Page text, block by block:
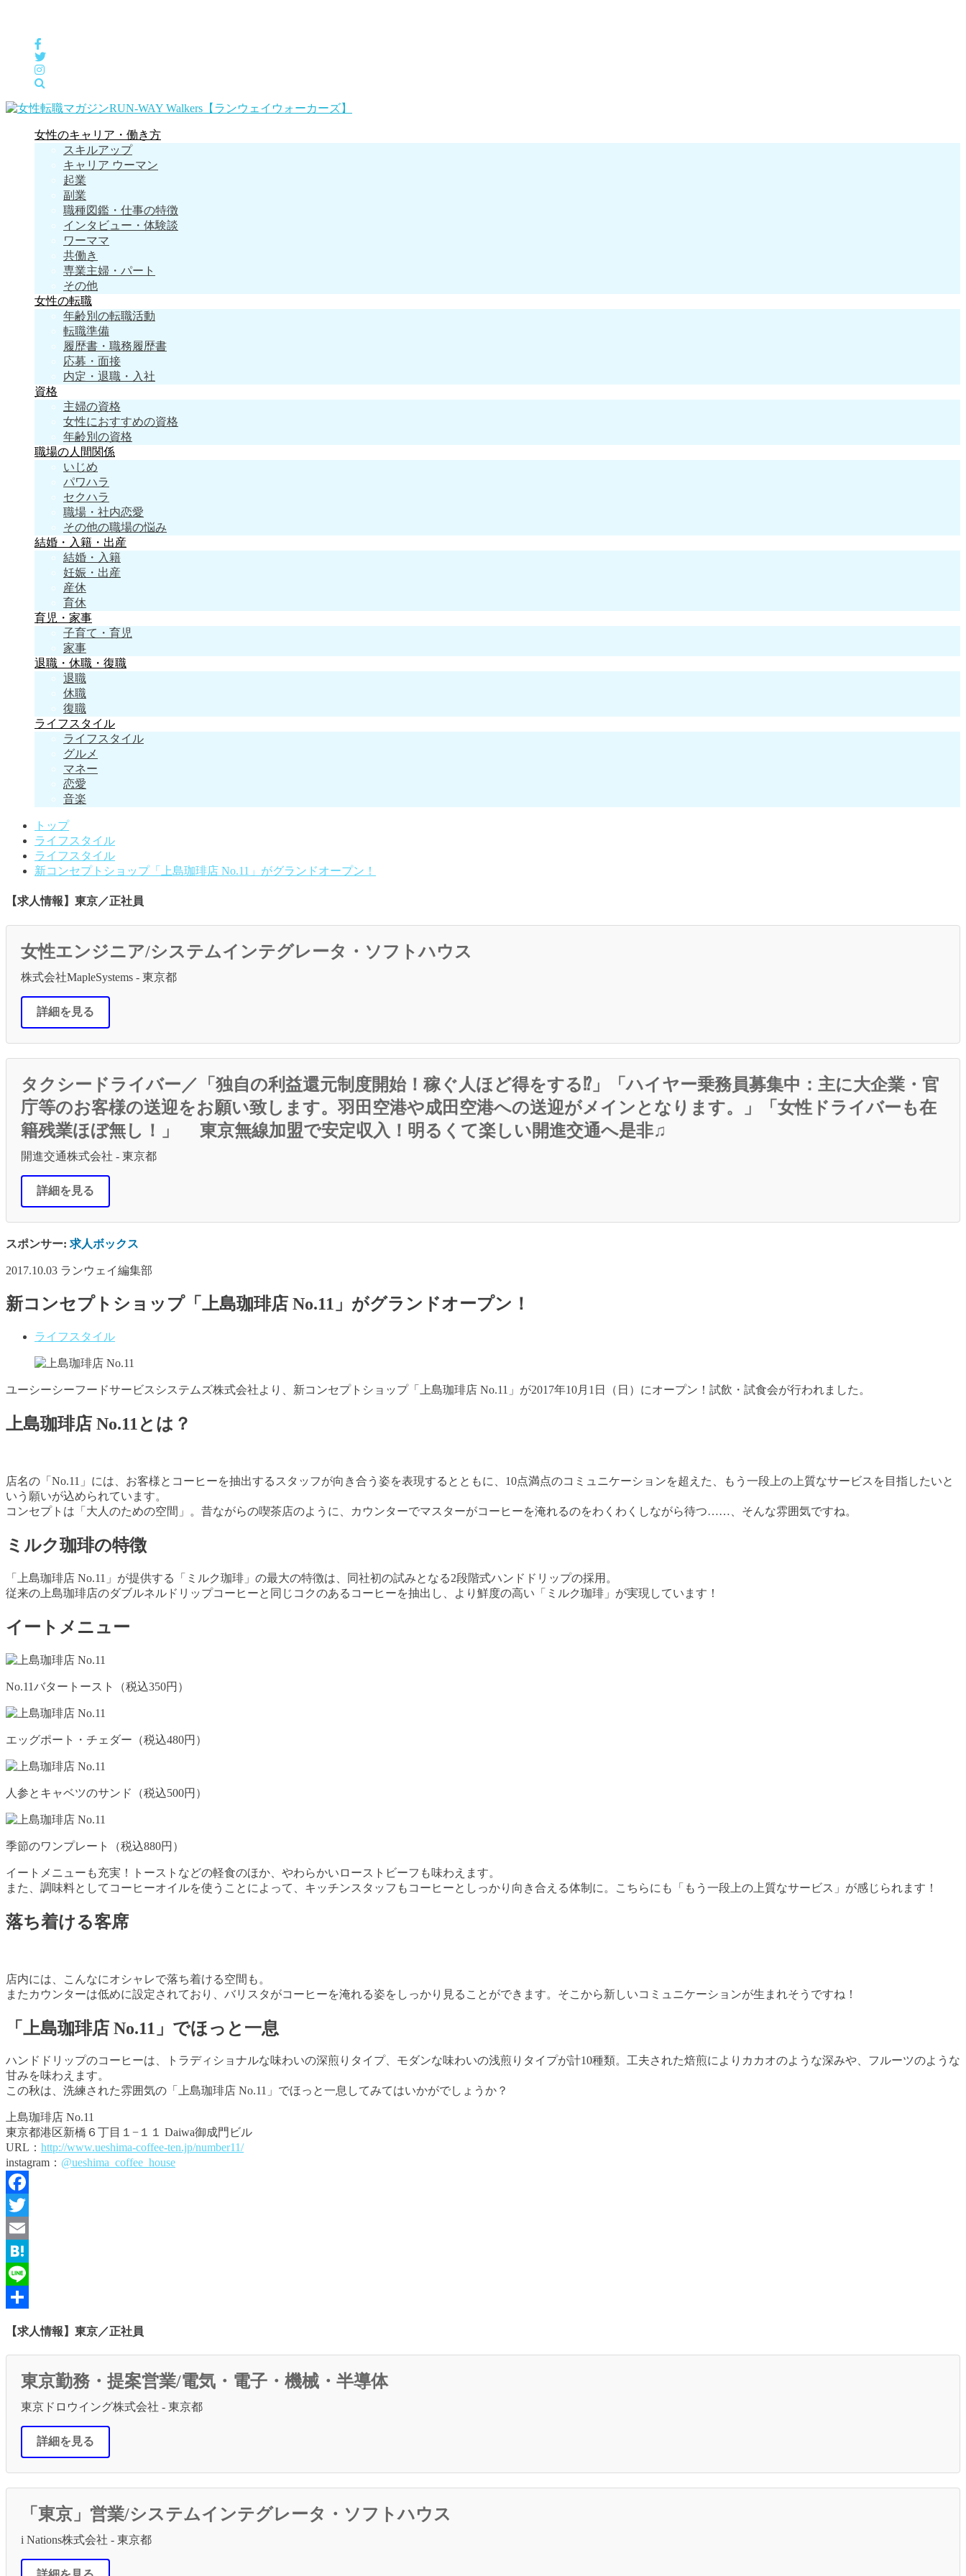
女性のキャリア・働き方
スキルアップ
キャリア ウーマン
起業
副業
職種図鑑・仕事の特徴
インタビュー・体験談
ワーママ
共働き
専業主婦・パート
その他
女性の転職
年齢別の転職活動
転職準備
履歴書・職務履歴書
応募・面接
内定・退職・入社
資格
主婦の資格
女性におすすめの資格
年齢別の資格
職場の人間関係
いじめ
パワハラ
セクハラ
職場・社内恋愛
その他の職場の悩み
結婚・入籍・出産
結婚・入籍
妊娠・出産
産休
育休
育児・家事
子育て・育児
家事
退職・休職・復職
退職
休職
復職
ライフスタイル
ライフスタイル
グルメ
マネー
恋愛
音楽
トップ
ライフスタイル
ライフスタイル
新コンセプトショップ「上島珈琲店 No.11」がグランドオープン！
【求人情報】東京／正社員
女性エンジニア/システムインテグレータ・ソフトハウス
株式会社MapleSystems - 東京都
詳細を見る
タクシードライバー／「独自の利益還元制度開始！稼ぐ人ほど得をする⁉」「ハイヤー乗務員募集中：主に大企業・官
庁等のお客様の送迎をお願い致します。羽田空港や成田空港への送迎がメインとなります。」「女性ドライバーも在
籍残業ほぼ無し！」 東京無線加盟で安定収入！明るくて楽しい開進交通へ是非♫
開進交通株式会社 - 東京都
詳細を見る
スポンサー: 求人ボックス
2017.10.03 ランウェイ編集部
新コンセプトショップ「上島珈琲店 No.11」がグランドオープン！
ライフスタイル
ユーシーシーフードサービスシステムズ株式会社より、新コンセプトショップ「上島珈琲店 No.11」が2017年10月1日（日）にオープン！試飲・試食会が行われました。
上島珈琲店 No.11とは？
店名の「No.11」には、お客様とコーヒーを抽出するスタッフが向き合う姿を表現するとともに、10点満点のコミュニケーションを超えた、もう一段上の上質なサービスを目指したいと
いう願いが込められています。
コンセプトは「大人のための空間」。昔ながらの喫茶店のように、カウンターでマスターがコーヒーを淹れるのをわくわくしながら待つ……、そんな雰囲気ですね。
ミルク珈琲の特徴
「上島珈琲店 No.11」が提供する「ミルク珈琲」の最大の特徴は、同社初の試みとなる2段階式ハンドドリップの採用。
従来の上島珈琲店のダブルネルドリップコーヒーと同じコクのあるコーヒーを抽出し、より鮮度の高い「ミルク珈琲」が実現しています！
イートメニュー
No.11バタートースト（税込350円）
エッグポート・チェダー（税込480円）
人参とキャベツのサンド（税込500円）
季節のワンプレート（税込880円）
イートメニューも充実！トーストなどの軽食のほか、やわらかいローストビーフも味わえます。
また、調味料としてコーヒーオイルを使うことによって、キッチンスタッフもコーヒーとしっかり向き合える体制に。こちらにも「もう一段上の上質なサービス」が感じられます！
落ち着ける客席
店内には、こんなにオシャレで落ち着ける空間も。
またカウンターは低めに設定されており、バリスタがコーヒーを淹れる姿をしっかり見ることができます。そこから新しいコミュニケーションが生まれそうですね！
「上島珈琲店 No.11」でほっと一息
ハンドドリップのコーヒーは、トラディショナルな味わいの深煎りタイプ、モダンな味わいの浅煎りタイプが計10種類。工夫された焙煎によりカカオのような深みや、フルーツのような
甘みを味わえます。
この秋は、洗練された雰囲気の「上島珈琲店 No.11」でほっと一息してみてはいかがでしょうか？
上島珈琲店 No.11
東京都港区新橋６丁目１−１１ Daiwa御成門ビル
URL： http://www.ueshima-coffee-ten.jp/number11/
instagram： @ueshima_coffee_house
Facebook
Twitter
Email
Hatena
Line
【求人情報】東京／正社員
東京勤務・提案営業/電気・電子・機械・半導体
東京ドロウイング株式会社 - 東京都
詳細を見る
「東京」営業/システムインテグレータ・ソフトハウス
i Nations株式会社 - 東京都